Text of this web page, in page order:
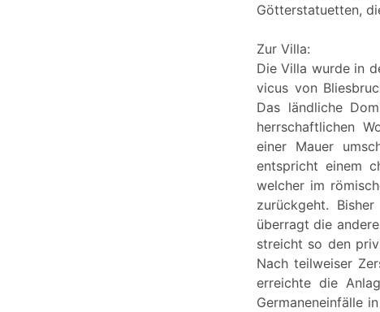
Götterstatuetten,
Zur Villa:
Die Villa wurde in
vicus von
Das ländliche
herrschaftlichen
einer Mauer
entspricht einem
welcher im
zurückgeht.
überragt die
streicht so den
Nach teilweiser
erreichte die
Germaneneinfälle